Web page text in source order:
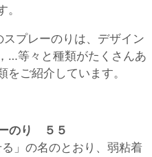
プレーのりは、デザイン
…等々と種類がたくさんあ
をご紹介しています。
のり ５５
る」の名のとおり、弱粘着